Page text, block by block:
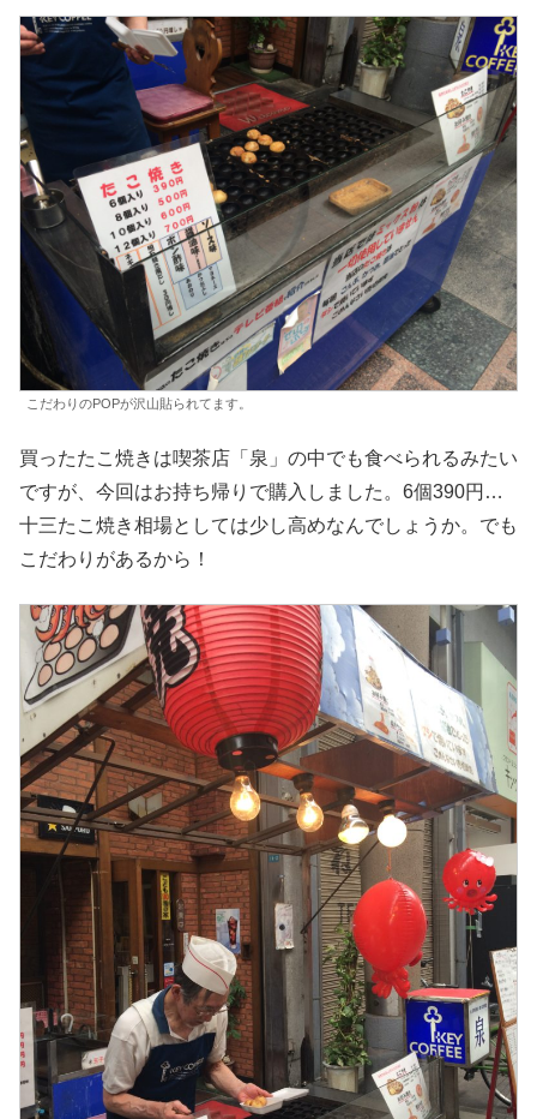
こだわりのPOPが沢山貼られてます。
買ったたこ焼きは喫茶店「泉」の中でも食べられるみたい
ですが、今回はお持ち帰りで購入しました。6個390円…
十三たこ焼き相場としては少し高めなんでしょうか。でも
こだわりがあるから！